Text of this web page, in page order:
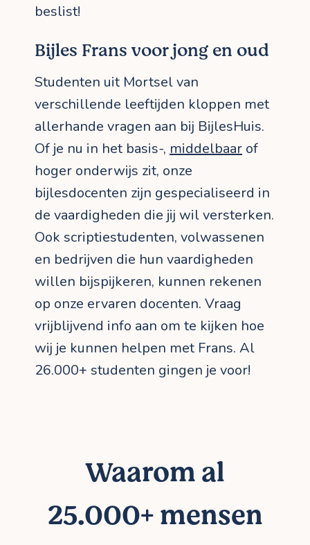
beslist!
Bijles Frans voor jong en oud
Studenten uit Mortsel van
verschillende leeftijden kloppen met
allerhande vragen aan bij BijlesHuis.
Of je nu in het basis-, middelbaar of
hoger onderwijs zit, onze
bijlesdocenten zijn gespecialiseerd in
de vaardigheden die jij wil versterken.
Ook scriptiestudenten, volwassenen
en bedrijven die hun vaardigheden
willen bijspijkeren, kunnen rekenen
op onze ervaren docenten. Vraag
vrijblijvend info aan om te kijken hoe
wij je kunnen helpen met Frans. Al
26.000+ studenten gingen je voor!
Waarom al
25.000+ mensen